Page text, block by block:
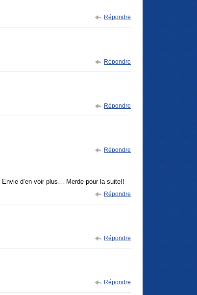
Répondre
Répondre
Répondre
Répondre
d’en voir plus… Merde pour la suite!!
Répondre
Répondre
Répondre